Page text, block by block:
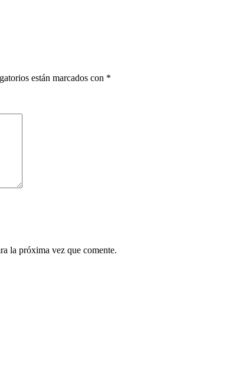
están marcados con *
la próxima vez que comente.